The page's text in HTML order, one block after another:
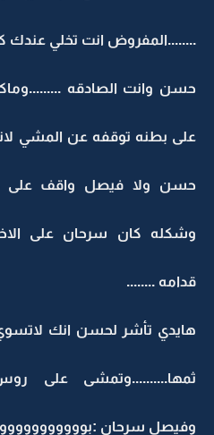
........المفروض انت تخلي عندك
حسن وانت الصادقه
على بطنه توقفه عن المشي
حسن ولا فيصل واقف على
وشكله كان سرحان على
قدامه ........
هايدي تأشر لحسن انك
ثمها..........وتمشى على
وفيصل سرحان